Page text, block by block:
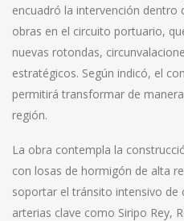
encuadró la intervención dentro
obras en el circuito portuario,
nuevas rotondas,
estratégicos. Según indicó, el
permitirá transformar de
región.
La obra contempla la
con losas de hormigón de alta
soportar el tránsito intensivo de
arterias clave como Siripo Rey,